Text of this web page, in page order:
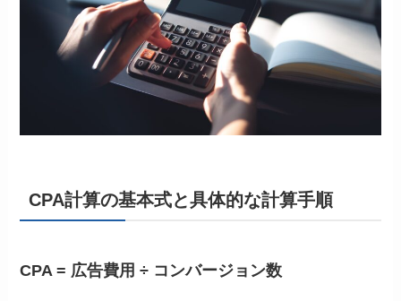
CPA計算の基本式と具体的な計算手順
CPA = 広告費用 ÷ コンバージョン数